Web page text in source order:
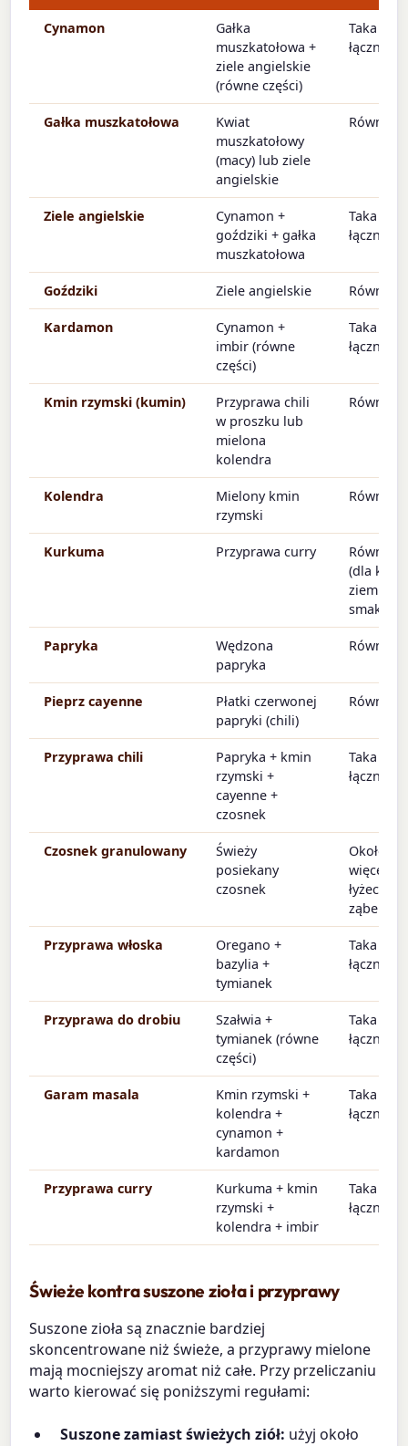
Cynamon
Gałka
muszkatołowa +
ziele angielskie
(równe części)
Taka
łączna
Gałka muszkatołowa
Kwiat
muszkatołowy
(macy) lub ziele
angielskie
Równa
Ziele angielskie
Cynamon +
goździki + gałka
muszkatołowa
Taka
łączna
Goździki Ziele angielskie Równa
Kardamon
Cynamon +
imbir (równe
części)
Taka
łączna
Kmin rzymski (kumin)
Przyprawa chili
w proszku lub
mielona
kolendra
Równa
Kolendra
Mielony kmin
rzymski
Równa
Kurkuma Przyprawa curry
Równa
(dla
smaku)
Papryka
Wędzona
papryka
Równa
Pieprz cayenne
Płatki czerwonej
papryki (chili)
Równa
Przyprawa chili
Papryka + kmin
rzymski +
cayenne +
czosnek
Taka
łączna
Czosnek granulowany
Świeży
posiekany
czosnek
Około 3×
więcej (⅛
łyżeczki
ząbek)
Przyprawa włoska
Oregano +
bazylia +
tymianek
Taka
łączna
Przyprawa do drobiu
Szałwia +
tymianek (równe
części)
Taka
łączna
Garam masala
Kmin rzymski +
kolendra +
cynamon +
kardamon
Taka
łączna
Przyprawa curry
Kurkuma + kmin
rzymski +
kolendra + imbir
Taka
łączna
Świeże kontra suszone zioła i przyprawy
Suszone zioła są znacznie bardziej
skoncentrowane niż świeże, a przyprawy mielone
mają mocniejszy aromat niż całe. Przy przeliczaniu
warto kierować się poniższymi regułami:
Suszone zamiast świeżych ziół: użyj około